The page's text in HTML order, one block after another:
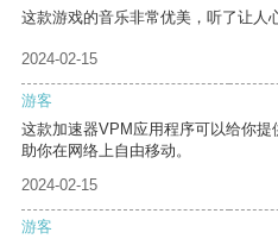
这款游戏的音乐非常优美，听了让人
2024-02-15
游客
这款加速器VPM应用程序可以给你
助你在网络上自由移动。
2024-02-15
游客